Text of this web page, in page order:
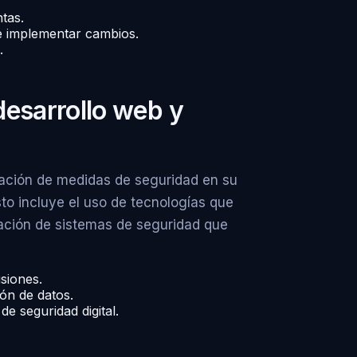
implementar cambios.
web y
de medidas de seguridad en su
incluye el uso de tecnologías que
de sistemas de seguridad que
de datos.
seguridad digital.